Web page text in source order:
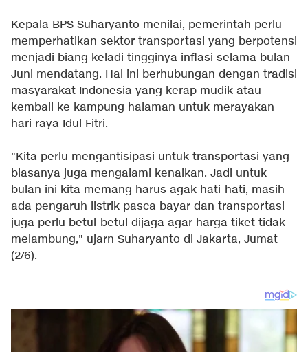
Kepala BPS Suharyanto menilai, pemerintah perlu
memperhatikan sektor transportasi yang berpotensi
menjadi biang keladi tingginya inflasi selama bulan
Juni mendatang. Hal ini berhubungan dengan tradisi
masyarakat Indonesia yang kerap mudik atau
kembali ke kampung halaman untuk merayakan
hari raya Idul Fitri.
"Kita perlu mengantisipasi untuk transportasi yang
biasanya juga mengalami kenaikan. Jadi untuk
bulan ini kita memang harus agak hati-hati, masih
ada pengaruh listrik pasca bayar dan transportasi
juga perlu betul-betul dijaga agar harga tiket tidak
melambung," ujarn Suharyanto di Jakarta, Jumat
(2/6).